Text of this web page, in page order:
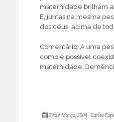
maternidade brilham
E, juntas na mesma
dos céus, acima de
Comentário: A uma
como é possível
maternidade.
29 de Março, 2004 Carlos